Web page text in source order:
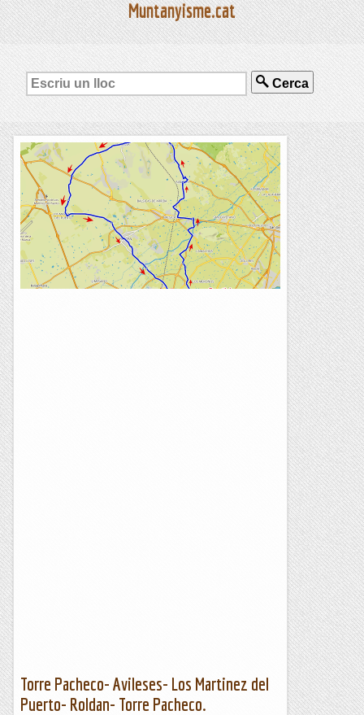
Muntanyisme.cat
Cerca
Torre Pacheco- Avileses- Los Martinez del
Puerto- Roldan- Torre Pacheco.